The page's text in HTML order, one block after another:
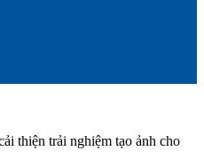
thiện trải nghiệm tạo ảnh cho